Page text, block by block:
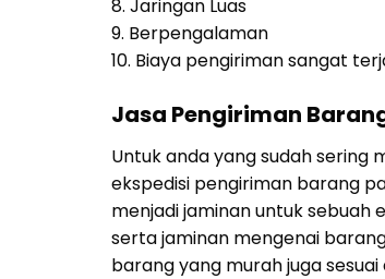
8. Jaringan Luas
9. Berpengalaman
10. Biaya pengiriman sangat
Jasa Pengiriman
Untuk anda yang sudah sering
ekspedisi pengiriman barang
menjadi jaminan untuk sebuah
serta jaminan mengenai
barang yang murah juga